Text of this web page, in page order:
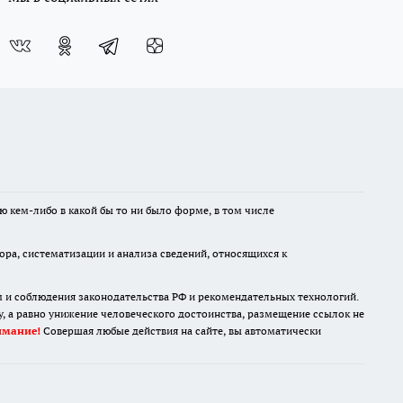
кем-либо в какой бы то ни было форме, в том числе
систематизации и анализа сведений, относящихся к
соблюдения законодательства РФ и рекомендательных технологий.
равно унижение человеческого достоинства, размещение ссылок не
Совершая любые действия на сайте, вы автоматически